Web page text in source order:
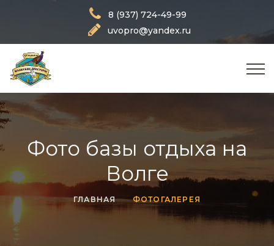
8 (937) 724-49-99
uvopro@yandex.ru
Фото базы отдыха на
Волге
ГЛАВНАЯ ФОТОГАЛЕРЕЯ